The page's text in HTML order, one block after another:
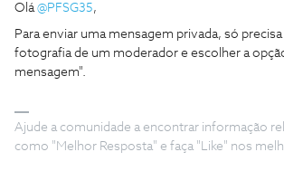
Olá@PFSG35,
Para enviar uma mensagem privada, só
fotografia de um moderador e escolher a
mensagem".
Ajude a comunidade a encontrar informação
como "Melhor Resposta" e faça "Like" nos